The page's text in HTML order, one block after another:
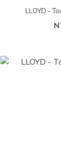
LLOYD -